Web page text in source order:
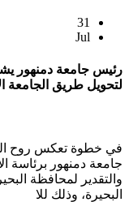
31
Jul
رئيس جامعة دمنهور
لتحويل طريق الجامعة
في خطوة تعكس روح
جامعة دمنهور برئاسة
والتقدير لمحافظة
البحيرة، وذلك للا